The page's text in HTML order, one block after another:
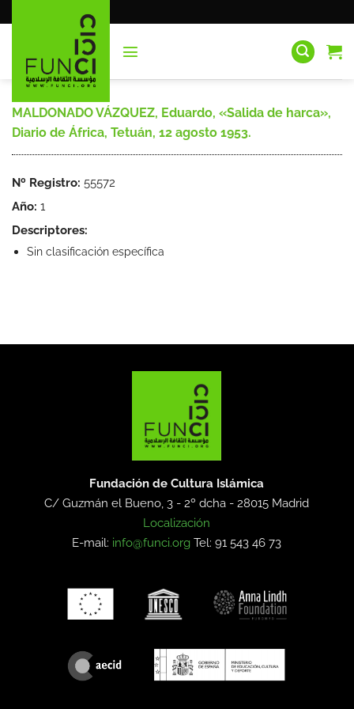
al
MALDONADO VÁZQUEZ, Eduardo, «Salida de harca»,
Diario de África, Tetuán, 12 agosto 1953.
Nº Registro: 55572
Año: 1
Descriptores:
Sin clasificación específica
Fundación de Cultura Islámica
C/ Guzmán el Bueno, 3 - 2º dcha -28015 Madrid
Localización
E-mail: info@funci.org Tel: 91 543 46 73